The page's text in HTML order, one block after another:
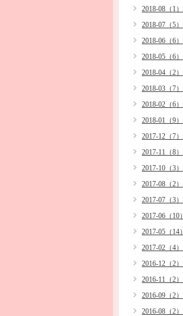
2018-08（1）
2018-07（5）
2018-06（6）
2018-05（6）
2018-04（2）
2018-03（7）
2018-02（6）
2018-01（9）
2017-12（7）
2017-11（8）
2017-10（3）
2017-08（2）
2017-07（3）
2017-06（10）
2017-05（14）
2017-02（4）
2016-12（2）
2016-11（2）
2016-09（2）
2016-08（2）